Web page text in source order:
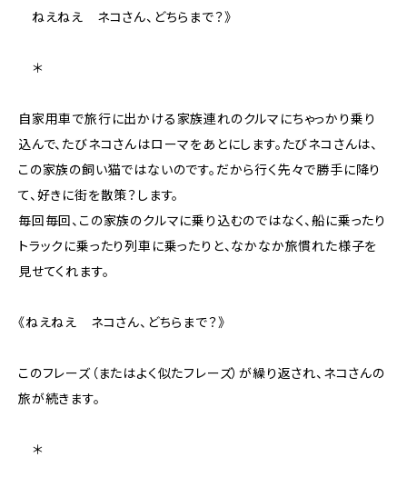
ねえねえ ネコさん、どちらまで？》
＊
自家用車で旅行に出かける家族連れのクルマにちゃっかり乗り
込んで、たびネコさんはローマをあとにします。たびネコさんは、
この家族の飼い猫ではないのです。だから行く先々で勝手に降り
て、好きに街を散策？します。
毎回毎回、この家族のクルマに乗り込むのではなく、船に乗ったり
トラックに乗ったり列車に乗ったりと、なかなか旅慣れた様子を
見せてくれます。
《ねえねえ ネコさん、どちらまで？》
このフレーズ（またはよく似たフレーズ）が繰り返され、ネコさんの
旅が続きます。
＊